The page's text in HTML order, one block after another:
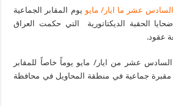
السادس عشر ما ايار/ مايو يوم المقابر الجماعية
الحقبة الديكتاتورية التي حكمت العراق
عقود.
السادس عشر من ايار/ مايو يوماً خاصاً للمقابر
مقبرة جماعية في منطقة المحاويل في محافظة